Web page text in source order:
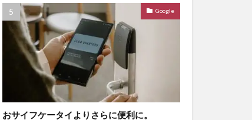
Google
おサイフケータイよりさらに便利に。